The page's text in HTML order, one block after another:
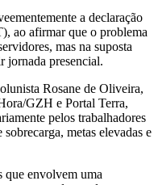
a declaração
ao afirmar que o problema
mas na suposta
jornada presencial.
Rosane de Oliveira,
GZH e Portal Terra,
pelos trabalhadores
metas elevadas e
que envolvem uma